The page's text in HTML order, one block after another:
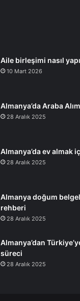
Aile birleşimi nasıl
10 Mart 2026
Almanya’da Araba
28 Aralık 2025
Almanya’da ev almak
28 Aralık 2025
Almanya doğum
rehberi
28 Aralık 2025
Almanya’dan
süreci
28 Aralık 2025